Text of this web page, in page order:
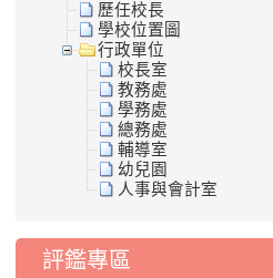
歷任校長
學校位置圖
行政單位
校長室
教務處
學務處
總務處
輔導室
幼兒園
人事與會計室
評鑑專區